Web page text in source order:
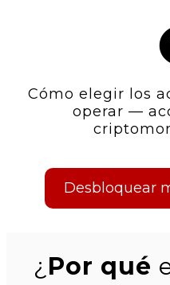
Cómo elegir los
operar —
Desbloquear
¿Por qué